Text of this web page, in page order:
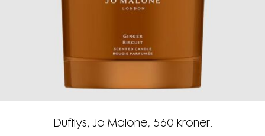
Duftlys, Jo Malone, 560 kroner.